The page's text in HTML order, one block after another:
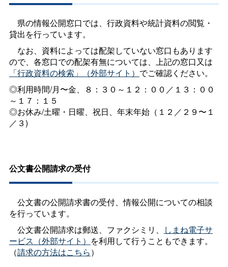
県の情報公開窓口では、行政資料や統計資料の閲覧・
貸出を行っています。
なお、資料によっては配架していない窓口もあります
ので、各窓口での配架有無については、上記の窓口又は
「行政資料の検索」（外部サイト） でご確認ください。
◎利用時間/月〜金、８：３０～１２：００／１３：００
～１７：１５
◎お休み/土曜・日曜、祝日、年末年始（１２／２９〜１
／３)
公文書公開請求の受付
公文書の公開請求書の受付、情報公開についての相談
を行っています。
公文書公開請求は郵送、ファクシミリ、
しまね電子サ
ービス（外部サイト） を利用して行うこともできます。
（請求の方法はこちら）